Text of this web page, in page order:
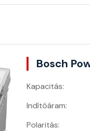
Bosch
Kapacitás:
Indítóáram:
Polaritás: